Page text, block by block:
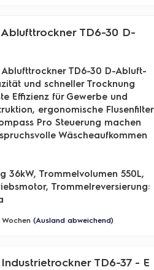
TD6-30 D-
TD6-30 D-Abluft-
und schneller Trocknung
Effizienz für Gewerbe und
ergonomische Flusenfilter
Pro Steuerung machen
Wäscheaufkommen
36kW, Trommelvolumen 550L,
Trommelreversierung:
(Ausland abweichend)
TD6-37 - E